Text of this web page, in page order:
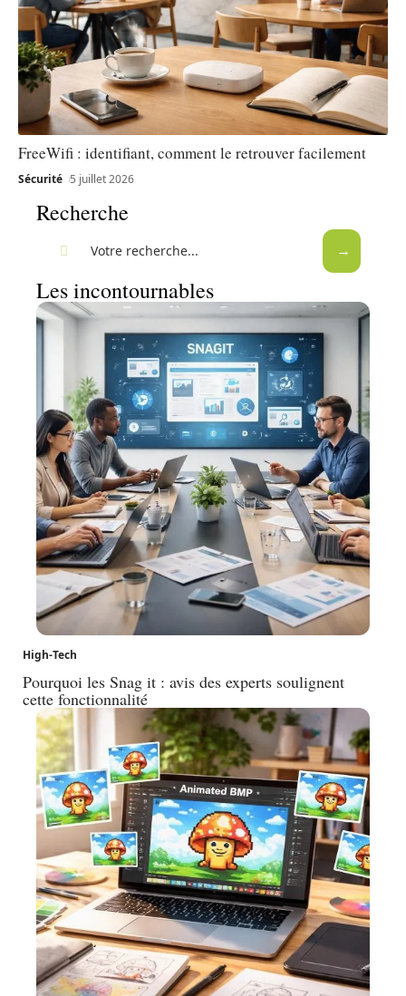
FreeWifi : identifiant, comment le retrouver facilement
Sécurité 5 juillet 2026
Recherche
Les incontournables
High-Tech
Pourquoi les Snag it : avis des experts soulignent
cette fonctionnalité